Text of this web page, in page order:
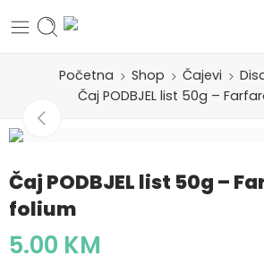
Početna Shop Čajevi
Čaj PODBJEL list 50g –
Čaj PODBJEL list 50g –
folium
5.00 KM